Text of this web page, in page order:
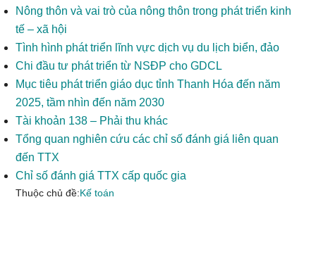
Nông thôn và vai trò của nông thôn trong phát triển kinh
tế – xã hội
Tình hình phát triển lĩnh vực dịch vụ du lịch biển, đảo
Chi đầu tư phát triển từ NSĐP cho GDCL
Mục tiêu phát triển giáo dục tỉnh Thanh Hóa đến năm
2025, tầm nhìn đến năm 2030
Tài khoản 138 – Phải thu khác
Tổng quan nghiên cứu các chỉ số đánh giá liên quan
đến TTX
Chỉ số đánh giá TTX cấp quốc gia
Thuộc chủ đề:Kế toán